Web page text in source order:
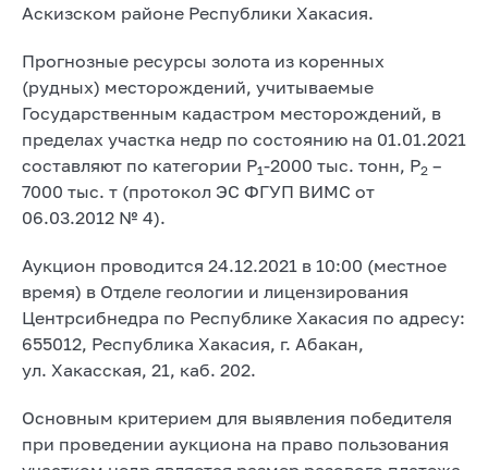
Аскизском районе Республики Хакасия.
Прогнозные ресурсы золота из коренных
(рудных) месторождений, учитываемые
Государственным кадастром месторождений, в
пределах участка недр по состоянию на 01.01.2021
составляют по категории Р1-2000 тыс. тонн, Р2 –
7000 тыс. т (протокол ЭС ФГУП ВИМС от
06.03.2012 № 4).
Аукцион проводится 24.12.2021 в 10:00 (местное
время) в Отделе геологии и лицензирования
Центрсибнедра по Республике Хакасия по адресу:
655012, Республика Хакасия, г. Абакан,
ул. Хакасская, 21, каб. 202.
Основным критерием для выявления победителя
при проведении аукциона на право пользования